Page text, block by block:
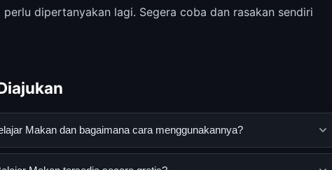
dipertanyakan lagi. Segera coba dan rasakan sendiri
Makan dan bagaimana cara menggunakannya?
adalah layanan digital yang dirancang untuk membantu